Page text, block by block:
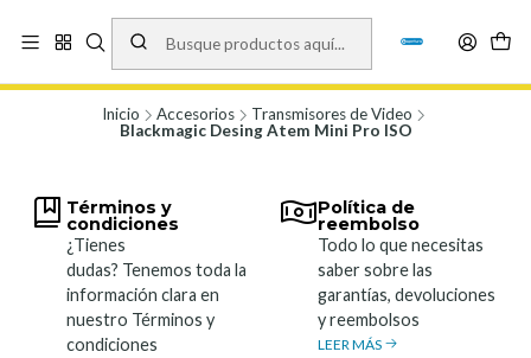
Vísita nuestro local en Los Agustinos 5478, Ñuñoa. Lunes a Viernes 9.30 a
19.00, Sábados 10:00 a 19:00 y Domingos de 10:00 a 17:00
Inicio Accesorios
Transmisores de Video
Blackmagic Desing Atem Mini Pro ISO
Términos y
condiciones
¿Tienes
dudas? Tenemos toda la
información clara en
nuestro Términos y
condiciones
Política de
reembolso
Todo lo que necesitas
saber sobre las
garantías, devoluciones
y reembolsos
LEER MÁS